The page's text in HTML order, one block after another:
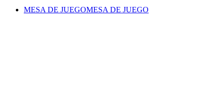
MESA DE JUEGOMESA DE JUEGO